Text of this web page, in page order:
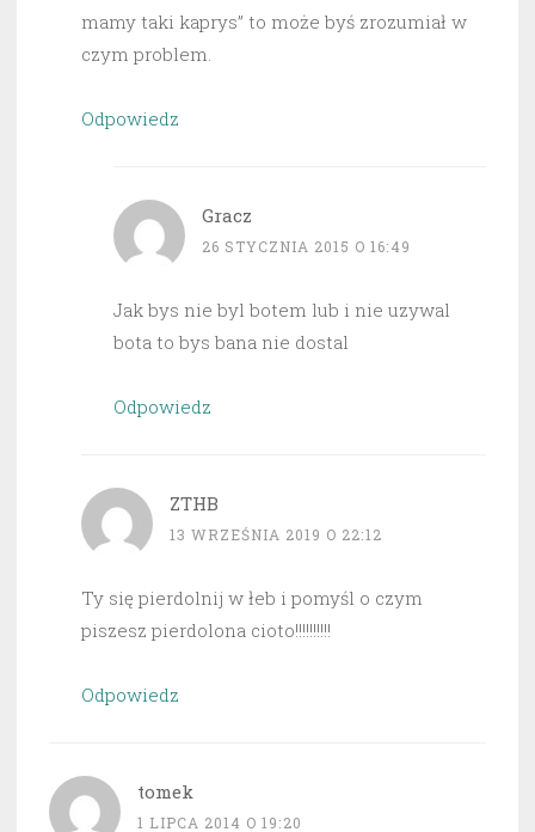
mamy taki kaprys” to może byś zrozumiał w
czym problem.
Odpowiedz
Gracz
26 STYCZNIA 2015 O 16:49
Jak bys nie byl botem lub i nie uzywal
bota to bys bana nie dostal
Odpowiedz
ZTHB
13 WRZEŚNIA 2019 O 22:12
Ty się pierdolnij w łeb i pomyśl o czym
piszesz pierdolona cioto!!!!!!!!!!
Odpowiedz
tomek
1 LIPCA 2014 O 19:20